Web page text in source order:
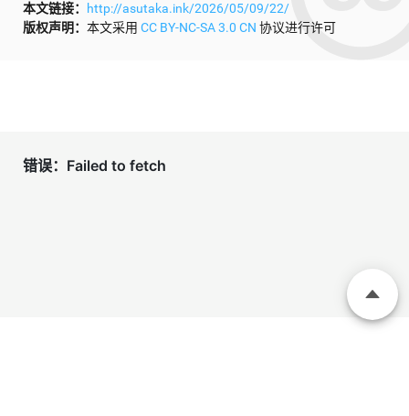
本文链接：
http://asutaka.ink/2026/05/09/22/
版权声明： 本文采用 CC BY-NC-SA 3.0 CN 协议进行许可